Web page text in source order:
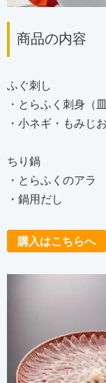
商品の内容
ふぐ刺し
・とらふく刺身（
・小ネギ・もみじ
ちり鍋
・とらふくのアラ
・鍋用だし
購入はこちらへ